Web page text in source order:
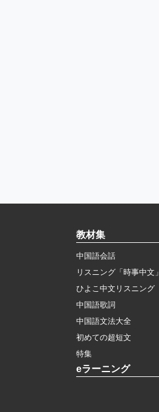
教材集
中国語会話
リスニング「時事中文」
ひよこ中文リスニング
中国語歌詞
中国語文法大全
初めての超短文
特集
eラーニング